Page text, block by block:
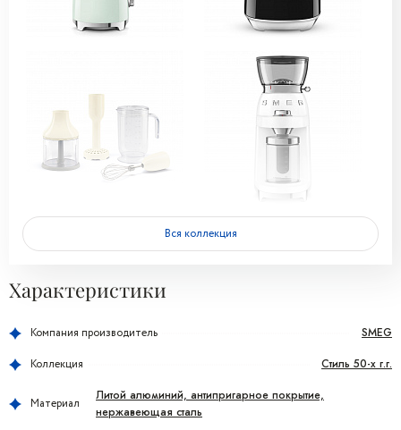
Вся коллекция
Характеристики
Компания производитель SMEG
Коллекция Стиль 50-х г.г.
Материал
Литой алюминий, антипригарное покрытие,
нержавеющая сталь